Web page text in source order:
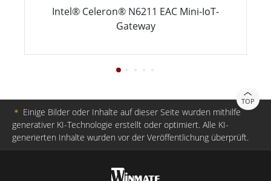
Intel® Celeron® N6211 EAC Mini-IoT-
Gateway
TOP
＊ Einige Bilder oder Inhalte auf dieser Seite wurden mithilfe
generativer KI-Technologie erstellt oder optimiert. Alle KI-
generierten Inhalte wurden vor der Veröffentlichung überprüft.